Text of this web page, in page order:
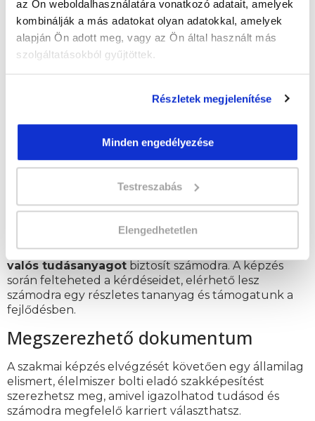
az Ön weboldalhasználatára vonatkozó adatait, amelyek
kombinálják a más adatokat olyan adatokkal, amelyek
alapján Ön adott meg, vagy az Ön által használt más
szolgáltatásokból gyűjtöttek.
Részletek megjelenítése
Minden engedélyezése
Testreszabás
Elengedhetetlen
teheted fel az oktató felé.
A távoktatás előnye, hogy otthonról, kényelmesen, a
saját időbeosztásod szerint sajátíthatod el az
Élelmiszer eladó szakképesítés megszerzéséhez
szükséges tudásanyagot.
Gyakorlati oktatási rendszer
A élelmiszer bolti eladó szakképesítés tanfolyam
gyakorlati tananyagokraépül, így az alapok
elsajátítása mellett azt is megtanulhatod, hogyan
alkalmazd a tanultakat élesben.
Szakképzett, segítőkész oktatók
Oktatónk a szakmában szerzett, igazolt
gyakorlattal, és átfogó tudássalrendelkezik és
valós tudásanyagot biztosít számodra. A képzés
során felteheted a kérdéseidet, elérhető lesz
számodra egy részletes tananyag és támogatunk a
fejlődésben.
Megszerezhető dokumentum
A szakmai képzés elvégzését követően egy államilag
elismert, élelmiszer bolti eladó szakképesítést
szerezhetsz meg, amivel igazolhatod tudásod és
számodra megfelelő karriert választhatsz.